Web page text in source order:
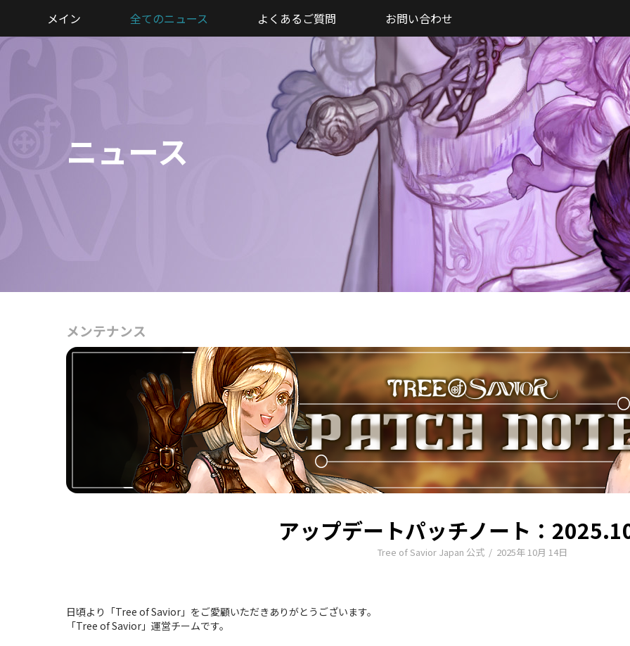
メイン 全てのニュース よくあるご質問 お問い合わせ
ニュース
メンテナンス
アップデートパッチノート：
Tree of Savior Japan 公式 / 2025年 10月 14日
日頃より「Tree of Savior」をご愛顧いただきありがとうございます。
「Tree of Savior」運営チームです。